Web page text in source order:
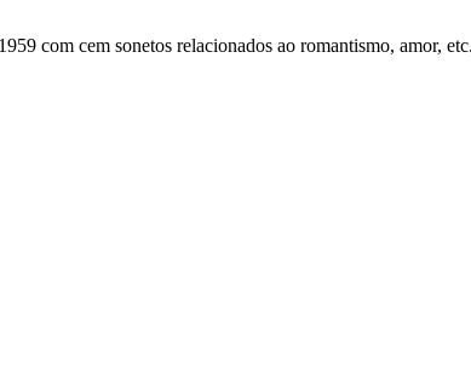
com cem sonetos relacionados ao romantismo, amor,